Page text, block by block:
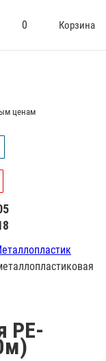
0 Корзина
ценам
PE-